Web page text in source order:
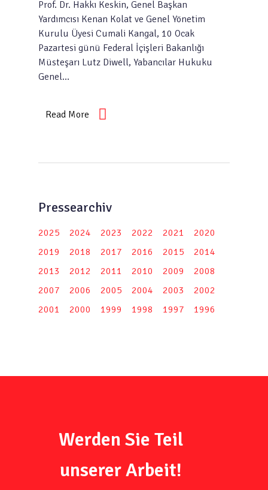
Prof. Dr. Hakkı Keskin, Genel Başkan
Yardımcısı Kenan Kolat ve Genel Yönetim
Kurulu Üyesi Cumali Kangal, 10 Ocak
Pazartesi günü Federal İçişleri Bakanlığı
Müsteşarı Lutz Diwell, Yabancılar Hukuku
Genel…
Read More
Pressearchiv
2025 2024 2023 2022 2021
2020
2019
2018 2017 2016 2015
2014
2013
2012 2011 2010 2009
2008
2007
2006 2005 2004 2003
2002
2001
2000 1999 1998 1997 1996
Werden Sie Teil
unserer Arbeit!